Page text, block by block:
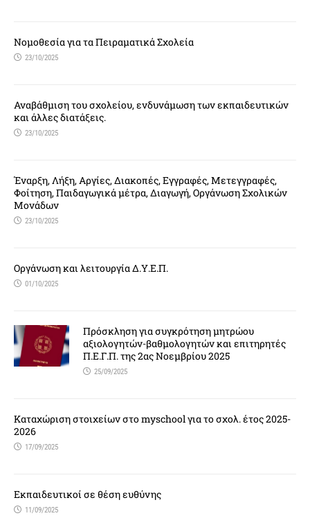
Νομοθεσία για τα Πειραματικά Σχολεία
23/10/2025
Αναβάθμιση του σχολείου, ενδυνάμωση των εκπαιδευτικών
και άλλες διατάξεις.
23/10/2025
Έναρξη, Λήξη, Αργίες, Διακοπές, Εγγραφές, Μετεγγραφές,
Φοίτηση, Παιδαγωγικά μέτρα, Διαγωγή, Οργάνωση Σχολικών
Μονάδων
23/10/2025
Οργάνωση και λειτουργία Δ.Υ.Ε.Π.
01/10/2025
Πρόσκληση για συγκρότηση μητρώου
αξιολογητών-βαθμολογητών και επιτηρητές
Π.Ε.Γ.Π. της 2ας Νοεμβρίου 2025
25/09/2025
Καταχώριση στοιχείων στο myschool για το σχολ. έτος 2025-
2026
17/09/2025
Εκπαιδευτικοί σε θέση ευθύνης
11/09/2025